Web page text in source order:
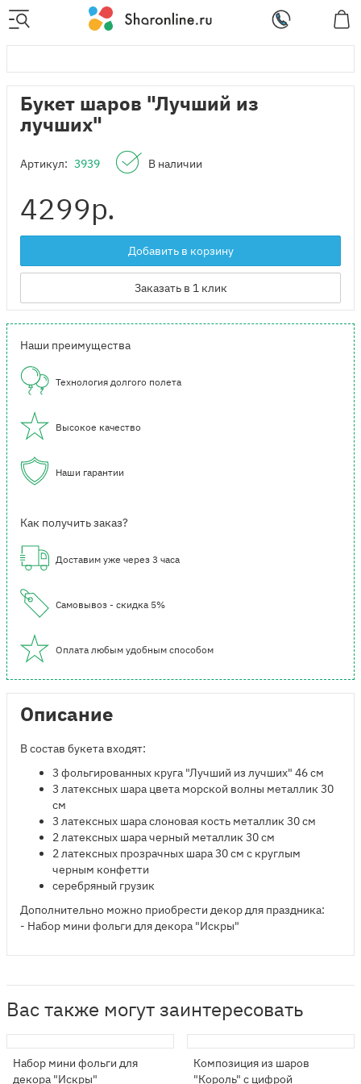
Букет шаров "Лучший из
лучших"
Артикул: 3939 В наличии
4299р.
Добавить в корзину
Заказать в 1 клик
Наши преимущества
Технология долгого полета
Высокое качество
Наши гарантии
Как получить заказ?
Доставим уже через 3 часа
Самовывоз - скидка 5%
Оплата любым удобным способом
Описание
В состав букета входят:
3 фольгированных круга "Лучший из лучших" 46 см​
3 латексных шара цвета морской волны металлик 30
см
3 латексных шара слоновая кость металлик 30 см
2 латексных шара черный металлик 30 см
2 латексных прозрачных шара 30 см с круглым
черным конфетти
серебряный грузик
Дополнительно можно приобрести декор для праздника:
- Набор мини фольги для декора "Искры"
Вас также могут заинтересовать
Набор мини фольги для
декора "Искры"
Композиция из шаров
"Король" с цифрой